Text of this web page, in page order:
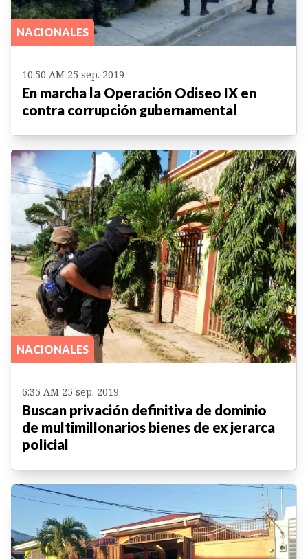
NACIONALES
10:50 AM 25 sep. 2019
En marcha la Operación Odiseo IX en
contra corrupción gubernamental
NACIONALES
6:35 AM 25 sep. 2019
Buscan privación definitiva de dominio
de multimillonarios bienes de ex jerarca
policial